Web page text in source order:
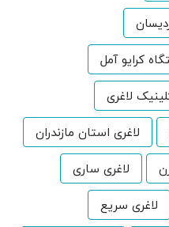
کرایو آمل
لاغری
لاغری استان مازندران
لاغری ساری
لاغری سریع